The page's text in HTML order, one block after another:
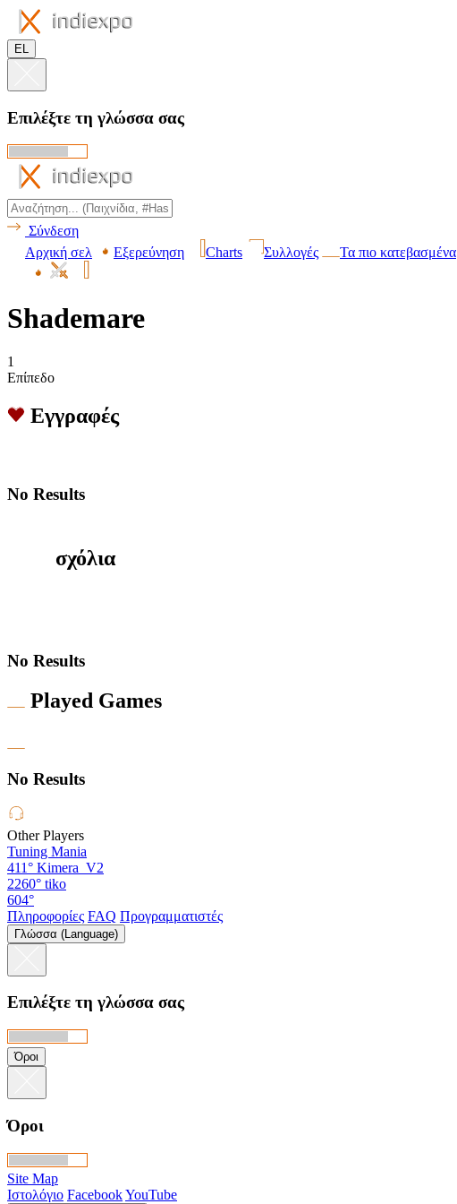
EL
Επιλέξτε τη γλώσσα σας
Σύνδεση
Αρχική σελ
Εξερεύνηση Charts Συλλογές Τα πιο κατεβασμένα
Shademare
1
Επίπεδο
Εγγραφές
No Results
σχόλια
No Results
Played Games
No Results
Other Players
Tuning Mania
411° Kimera_V2
2260° tiko
604°
Πληροφορίες FAQ Προγραμματιστές
Γλώσσα (Language)
Επιλέξτε τη γλώσσα σας
Όροι
Όροι
Site Map
Ιστολόγιο FacebookYouTube